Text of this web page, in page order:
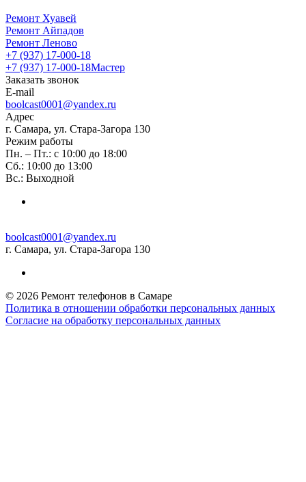
Ремонт Хуавей
Ремонт Айпадов
Ремонт Леново
+7 (937) 17-000-18
+7 (937) 17-000-18Мастер
Заказать звонок
E-mail
boolcast0001@yandex.ru
Адрес
г. Самара, ул. Стара-Загора 130
Режим работы
Пн. – Пт.: с 10:00 до 18:00
Сб.: 10:00 до 13:00
Вс.: Выходной
boolcast0001@yandex.ru
г. Самара, ул. Стара-Загора 130
© 2026 Ремонт телефонов в Самаре
Политика в отношении обработки персональных данных
Согласие на обработку персональных данных